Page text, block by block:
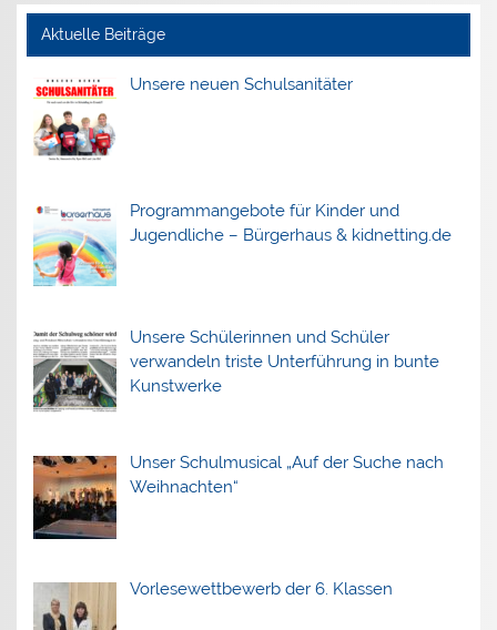
Aktuelle Beiträge
Unsere neuen Schulsanitäter
Programmangebote für Kinder und
Jugendliche – Bürgerhaus & kidnetting.de
Unsere Schülerinnen und Schüler
verwandeln triste Unterführung in bunte
Kunstwerke
Unser Schulmusical „Auf der Suche nach
Weihnachten“
Vorlesewettbewerb der 6. Klassen